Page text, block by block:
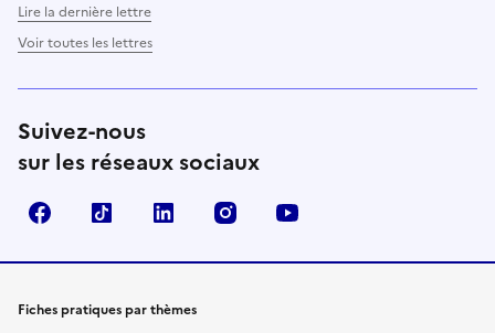
Lire la dernière lettre
Voir toutes les lettres
Suivez-nous
sur les réseaux sociaux
FacebookTikTok LinkedIn Instagram
Fiches pratiques par thèmes